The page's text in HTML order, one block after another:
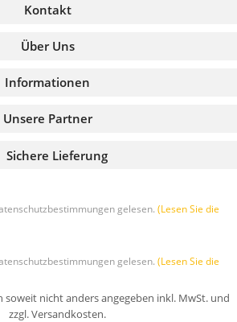
Kontakt
Über Uns
Informationen
Sichere Lieferung
Unsere Partner
gelesen. (Lesen Sie die
gelesen. (Lesen Sie die
soweit nicht anders angegeben inkl. MwSt. und
zzgl. Versandkosten.